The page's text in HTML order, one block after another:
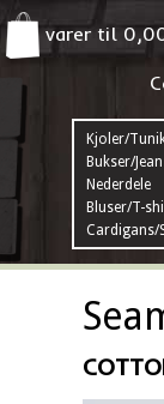
varer til
Kjoler/
Bukser/
Nederdele
Bluser/T-
Cardigans/